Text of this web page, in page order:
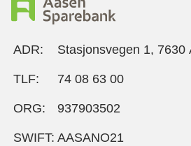
ADR: Stasjonsvegen 1, 7630
TLF: 74 08 63 00
ORG: 937903502
SWIFT: AASANO21